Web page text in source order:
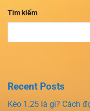
Tìm kiếm
Recent Posts
Kèo 1.25 là gì? Cách